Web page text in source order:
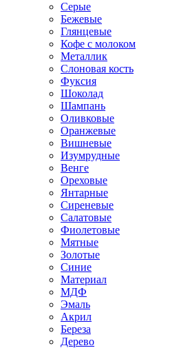
Серые
Бежевые
Глянцевые
Кофе с молоком
Металлик
Слоновая кость
Фуксия
Шоколад
Шампань
Оливковые
Оранжевые
Вишневые
Изумрудные
Венге
Ореховые
Янтарные
Сиреневые
Салатовые
Фиолетовые
Мятные
Золотые
Синие
Материал
МДФ
Эмаль
Акрил
Береза
Дерево